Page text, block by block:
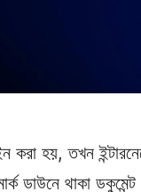
হয়, তখন
ডাউনে থাকা